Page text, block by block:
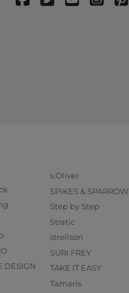
DESIGN
s.Oliver
SPIKES & SPARROW
Step by Step
Stratic
strellson
SURI FREY
TAKE IT EASY
Tamaris